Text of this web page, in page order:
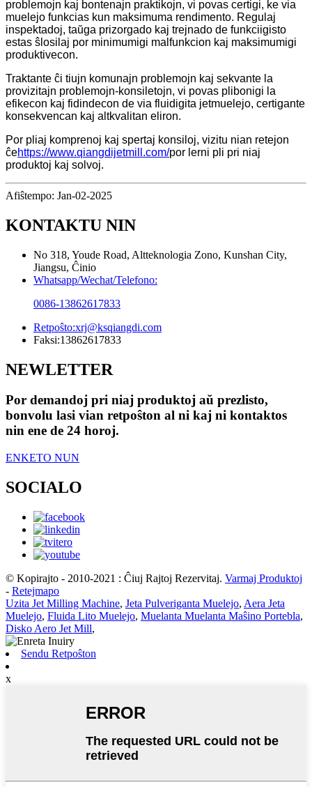
problemojn kaj bontenajn praktikojn, vi povas certigi, ke via
muelejo funkcias kun maksimuma rendimento. Regulaj
inspektadoj, taŭga prizorgado kaj trejnado de funkciigisto
estas ŝlosilaj por minimumigi malfunkcion kaj maksimumigi
produktivecon.
Traktante ĉi tiujn komunajn problemojn kaj sekvante la
provizitajn problemojn-konsiletojn, vi povas plibonigi la
efikecon kaj fidindecon de via fluidigita jetmuelejo, certigante
konsekvencan kaj altkvalitan eliron.
Por pliaj komprenoj kaj spertaj konsiloj, vizitu nian retejon
ĉehttps://www.qiangdijetmill.com/por lerni pli pri niaj
produktoj kaj solvoj.
Afiŝtempo: Jan-02-2025
KONTAKTU NIN
No 318, Youde Road, Altteknologia Zono, Kunshan City,
Jiangsu, Ĉinio
Whatsapp/Wechat/Telefono:
0086-13862617833
Retpoŝto:xrj@ksqiangdi.com
Faksi:13862617833
NEWLETTER
Por demandoj pri niaj produktoj aŭ prezlisto,
bonvolu lasi vian retpoŝton al ni kaj ni kontaktos
nin ene de 24 horoj.
ENKETO NUN
SOCIALO
© Kopirajto - 2010-2021 : Ĉiuj Rajtoj Rezervitaj. Varmaj Produktoj
- Retejmapo
Uzita Jet Milling Machine, Jeta Pulveriganta Muelejo, Aera Jeta
Muelejo, Fluida Lito Muelejo, Muelanta Muelanta Maŝino Portebla,
Disko Aero Jet Mill,
Sendu Retpoŝton
x